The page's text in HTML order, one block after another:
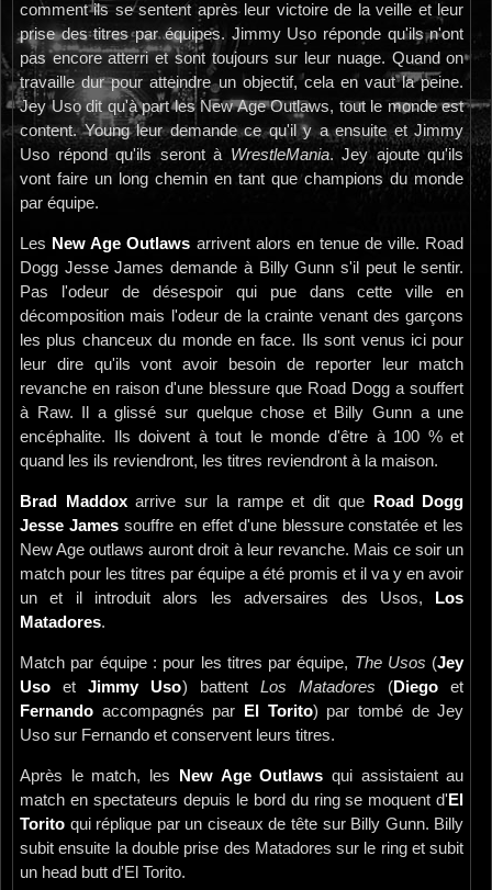
comment ils se sentent après leur victoire de la veille et leur
prise des titres par équipes. Jimmy Uso réponde qu'ils n'ont
pas encore atterri et sont toujours sur leur nuage. Quand on
travaille dur pour atteindre un objectif, cela en vaut la peine.
Jey Uso dit qu'à part les New Age Outlaws, tout le monde est
content. Young leur demande ce qu'il y a ensuite et Jimmy
Uso répond qu'ils seront à WrestleMania. Jey ajoute qu'ils
vont faire un long chemin en tant que champions du monde
par équipe.
Les New Age Outlaws arrivent alors en tenue de ville. Road
Dogg Jesse James demande à Billy Gunn s'il peut le sentir.
Pas l'odeur de désespoir qui pue dans cette ville en
décomposition mais l'odeur de la crainte venant des garçons
les plus chanceux du monde en face. Ils sont venus ici pour
leur dire qu'ils vont avoir besoin de reporter leur match
revanche en raison d'une blessure que Road Dogg a souffert
à Raw. Il a glissé sur quelque chose et Billy Gunn a une
encéphalite. Ils doivent à tout le monde d'être à 100 % et
quand les ils reviendront, les titres reviendront à la maison.
Brad Maddoxarrive sur la rampe et dit que
Road Dogg
Jesse Jamessouffre en effet d'une blessure constatée et les
New Age outlaws auront droit à leur revanche. Mais ce soir un
match pour les titres par équipe a été promis et il va y en avoir
un et il introduit alors les adversaires des Usos,
Los
Matadores.
Match par équipe : pour les titres par équipe, The Usos (Jey
Uso etJimmy Uso) battent Los Matadores (Diego et
Fernando accompagnés par El Torito) par tombé de Jey
Uso sur Fernando et conservent leurs titres.
Après le match, les New Age Outlaws qui assistaient au
match en spectateurs depuis le bord du ring se moquent d' El
Torito qui réplique par un ciseaux de tête sur Billy Gunn. Billy
subit ensuite la double prise des Matadores sur le ring et subit
un head butt d'El Torito.